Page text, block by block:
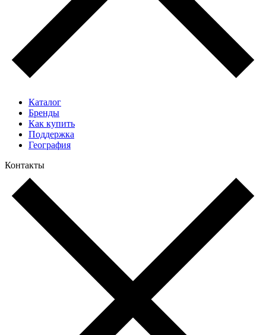
Каталог
Бренды
Как купить
Поддержка
География
Контакты